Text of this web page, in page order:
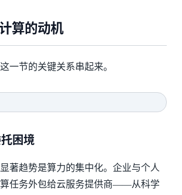
算的动机
一节的关键关系串起来。
困境
著趋势是算力的集中化。企业与个人
任务外包给云服务提供商——从科学